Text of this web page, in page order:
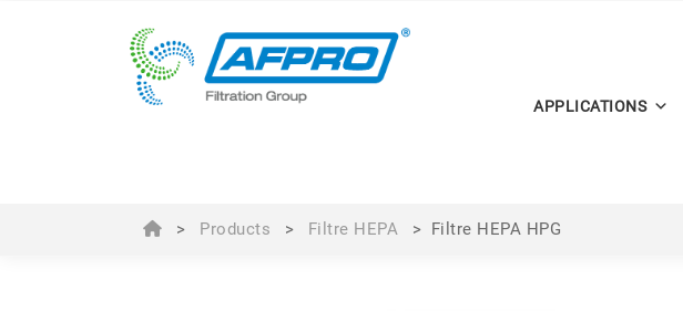
APPLICATIONS
> Products > Filtre HEPA > Filtre HEPA HPG